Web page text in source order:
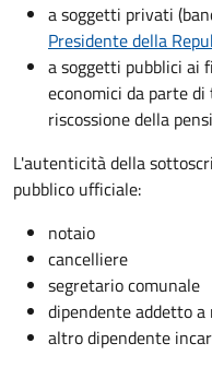
a soggetti privati​​​​​
Presidente della
a soggetti pubblici ai
economici da parte
riscossione della
L'autenticità della
pubblico ufficiale:
notaio
cancelliere
segretario comunale
dipendente addetto
altro dipendente